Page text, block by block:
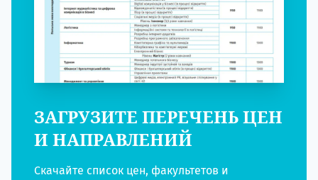
ЗАГРУЗИТЕ ПЕРЕЧЕНЬ ЦЕН
И НАПРАВЛЕНИЙ
Скачайте список цен, факультетов и